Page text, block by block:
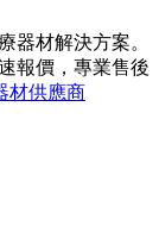
器材解決方案。
報價，專業售後